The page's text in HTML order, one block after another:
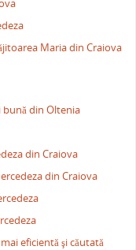
Maria din Craiova
din Oltenia
din Craiova
din Craiova
eficientă şi căutată